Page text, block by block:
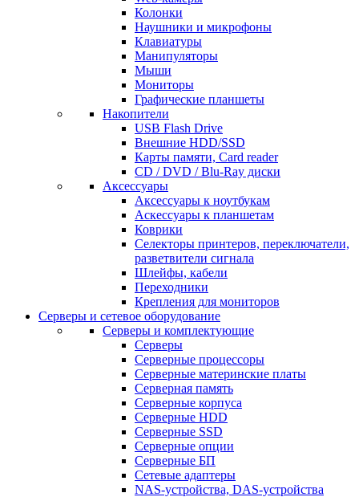
Колонки
Наушники и микрофоны
Клавиатуры
Манипуляторы
Мыши
Мониторы
Графические планшеты
Накопители
USB Flash Drive
Внешние HDD/SSD
Карты памяти, Card reader
CD / DVD / Blu-Ray диски
Аксессуары
Аксессуары к ноутбукам
Аскессуары к планшетам
Коврики
Селекторы принтеров, переключатели,
разветвители сигнала
Шлейфы, кабели
Переходники
Крепления для мониторов
Серверы и сетевое оборудование
Серверы и комплектующие
Серверы
Серверные процессоры
Серверные материнские платы
Серверная память
Серверные корпуса
Серверные HDD
Серверные SSD
Серверные опции
Серверные БП
Сетевые адаптеры
NAS-устройства, DAS-устройства